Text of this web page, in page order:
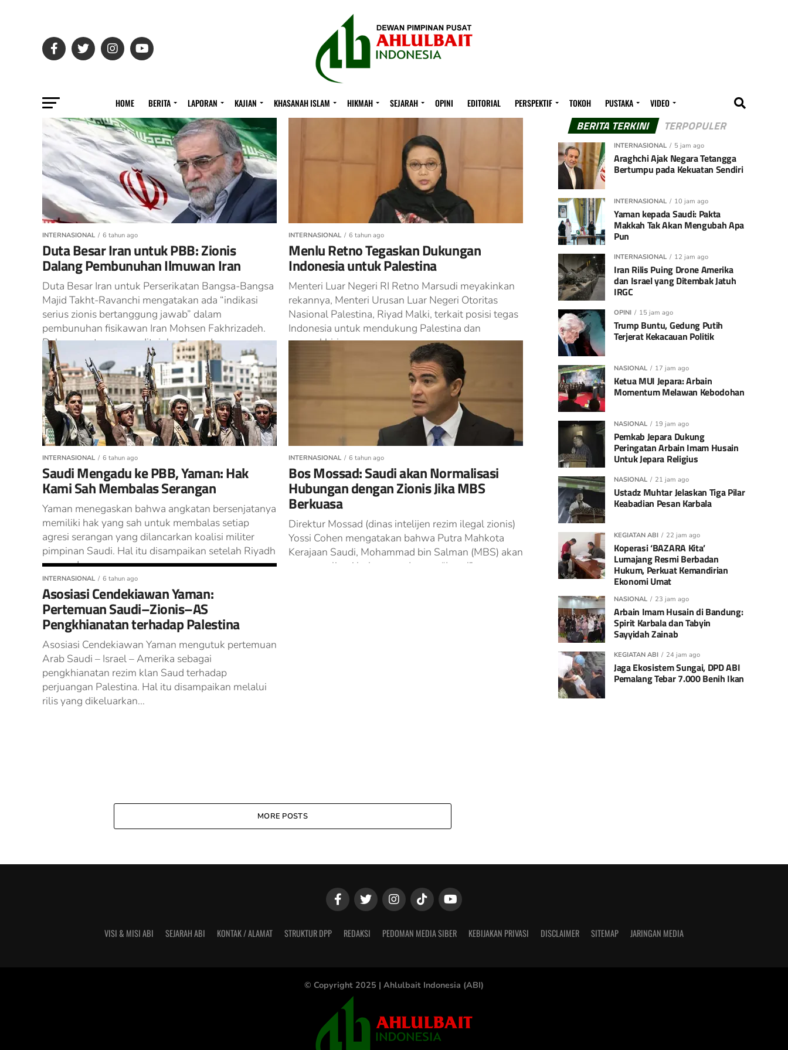
HOME BERITA LAPORAN KAJIAN KHASANAH ISLAM HIKMAH SEJARAH OPINI EDITORIAL PERSPEKTIF TOKOH PUSTAKA VIDEO
INTERNASIONAL 6 tahun ago
Duta Besar Iran untuk PBB: Zionis
Dalang Pembunuhan Ilmuwan Iran
Duta Besar Iran untuk Perserikatan Bangsa-Bangsa
Majid Takht-Ravanchi mengatakan ada “indikasi
serius zionis bertanggung jawab” dalam
pembunuhan fisikawan Iran Mohsen Fakhrizadeh.
Dalam suratnya yang ditujukan kepada...
INTERNASIONAL 6 tahun ago
Menlu Retno Tegaskan Dukungan
Indonesia untuk Palestina
Menteri Luar Negeri RI Retno Marsudi meyakinkan
rekannya, Menteri Urusan Luar Negeri Otoritas
Nasional Palestina, Riyad Malki, terkait posisi tegas
Indonesia untuk mendukung Palestina dan
mengakhiri...
INTERNASIONAL 6 tahun ago
Saudi Mengadu ke PBB, Yaman: Hak
Kami Sah Membalas Serangan
Yaman menegaskan bahwa angkatan bersenjatanya
memiliki hak yang sah untuk membalas setiap
agresi serangan yang dilancarkan koalisi militer
pimpinan Saudi. Hal itu disampaikan setelah Riyadh
mengadu...
INTERNASIONAL 6 tahun ago
Bos Mossad: Saudi akan Normalisasi
Hubungan dengan Zionis Jika MBS
Berkuasa
Direktur Mossad (dinas intelijen rezim ilegal zionis)
Yossi Cohen mengatakan bahwa Putra Mahkota
Kerajaan Saudi, Mohammad bin Salman (MBS) akan
menormalisasi hubungan dengan “Israel” secara
INTERNASIONAL 6 tahun ago
Asosiasi Cendekiawan Yaman:
Pertemuan Saudi–Zionis–AS
Pengkhianatan terhadap Palestina
Asosiasi Cendekiawan Yaman mengutuk pertemuan
Arab Saudi – Israel – Amerika sebagai
pengkhianatan rezim klan Saud terhadap
perjuangan Palestina. Hal itu disampaikan melalui
rilis yang dikeluarkan...
MORE POSTS
BERITA TERKINI TERPOPULER
INTERNASIONAL 5 jam ago
Araghchi Ajak Negara Tetangga
Bertumpu pada Kekuatan Sendiri
INTERNASIONAL 10 jam ago
Yaman kepada Saudi: Pakta
Makkah Tak Akan Mengubah Apa
Pun
INTERNASIONAL 12 jam ago
Iran Rilis Puing Drone Amerika
dan Israel yang Ditembak Jatuh
IRGC
OPINI 15 jam ago
Trump Buntu, Gedung Putih
Terjerat Kekacauan Politik
NASIONAL 17 jam ago
Ketua MUI Jepara: Arbain
Momentum Melawan Kebodohan
NASIONAL 19 jam ago
Pemkab Jepara Dukung
Peringatan Arbain Imam Husain
Untuk Jepara Religius
NASIONAL 21 jam ago
Ustadz Muhtar Jelaskan Tiga Pilar
Keabadian Pesan Karbala
KEGIATAN ABI 22 jam ago
Koperasi ‘BAZARA Kita’
Lumajang Resmi Berbadan
Hukum, Perkuat Kemandirian
Ekonomi Umat
NASIONAL 23 jam ago
Arbain Imam Husain di Bandung:
Spirit Karbala dan Tabyin
Sayyidah Zainab
KEGIATAN ABI 24 jam ago
Jaga Ekosistem Sungai, DPD ABI
Pemalang Tebar 7.000 Benih Ikan
VISI & MISI ABI SEJARAH ABI KONTAK / ALAMAT STRUKTUR DPP REDAKSI PEDOMAN MEDIA SIBER KEBIJAKAN PRIVASI DISCLAIMER SITEMAP JARINGAN MEDIA
© Copyright 2025 | Ahlulbait Indonesia (ABI)